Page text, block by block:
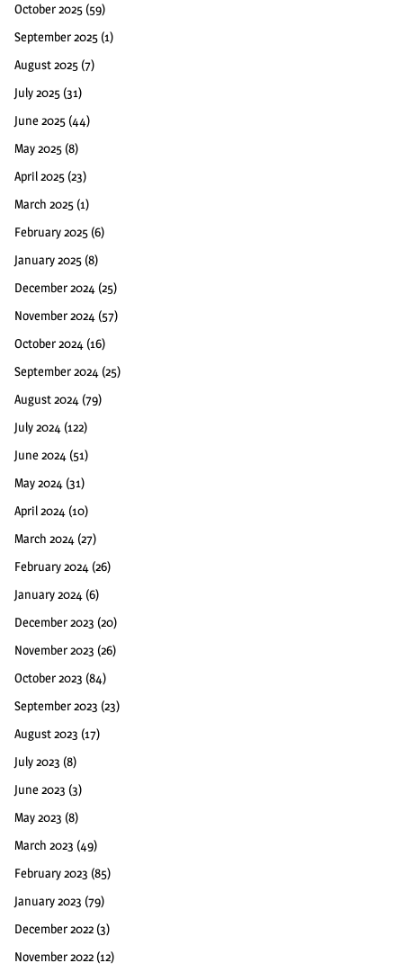
October 2025 (59)
September 2025 (1)
August 2025 (7)
July 2025 (31)
June 2025 (44)
May 2025 (8)
April 2025 (23)
March 2025 (1)
February 2025 (6)
January 2025 (8)
December 2024 (25)
November 2024 (57)
October 2024 (16)
September 2024 (25)
August 2024 (79)
July 2024 (122)
June 2024 (51)
May 2024 (31)
April 2024 (10)
March 2024 (27)
February 2024 (26)
January 2024 (6)
December 2023 (20)
November 2023 (26)
October 2023 (84)
September 2023 (23)
August 2023 (17)
July 2023 (8)
June 2023 (3)
May 2023 (8)
March 2023 (49)
February 2023 (85)
January 2023 (79)
December 2022 (3)
November 2022 (12)